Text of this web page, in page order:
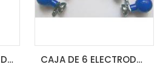
OXIMETRO DE PULSO DE DEDO A3 IPX1 ZONDAN CAJA DE 6 ELECTRODOS DE SUCCION P/ECG (BULBO)